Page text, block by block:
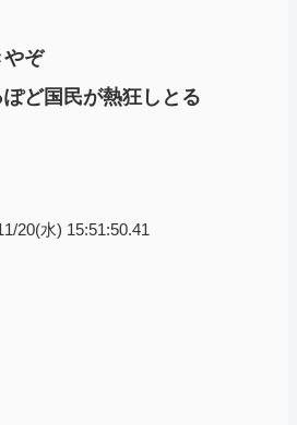
やぞ
ど国民が熱狂しとる
20(水) 15:51:50.41